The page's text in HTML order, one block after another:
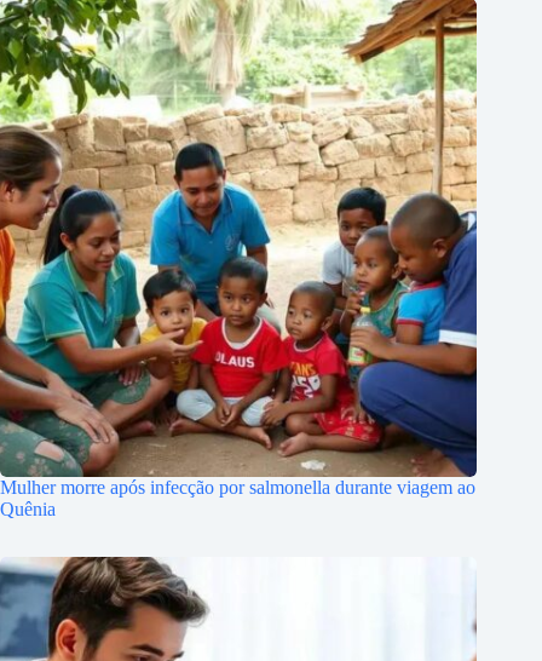
Mulher morre após infecção por salmonella durante viagem ao
Quênia